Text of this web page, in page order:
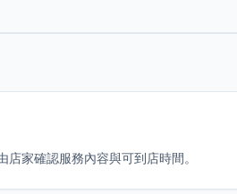
家確認服務內容與可到店時間。